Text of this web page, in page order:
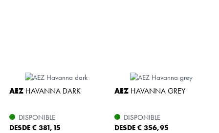
AEZ HAVANNA DARK
DISPONIBLE
DESDE € 381,15
AEZ HAVANNA GREY
DISPONIBLE
DESDE € 356,95